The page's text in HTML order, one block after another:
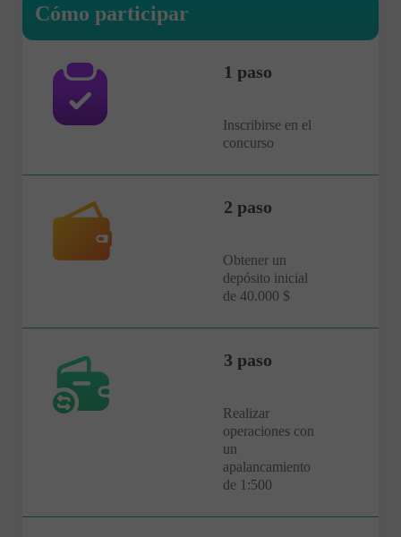
Cómo participar
1 paso
Inscribirse en el
concurso
2 paso
Obtener un
depósito inicial
de 40.000 $
3 paso
Realizar
operaciones con
un
apalancamiento
de 1:500